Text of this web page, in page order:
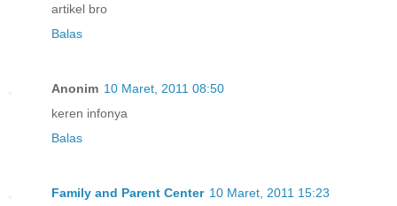
artikel bro
Balas
Anonim 10 Maret, 2011 08:50
keren infonya
Balas
Family and Parent Center 10 Maret, 2011 15:23